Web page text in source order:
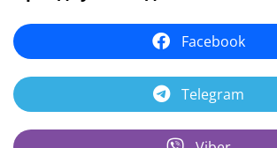
Facebook
Telegram